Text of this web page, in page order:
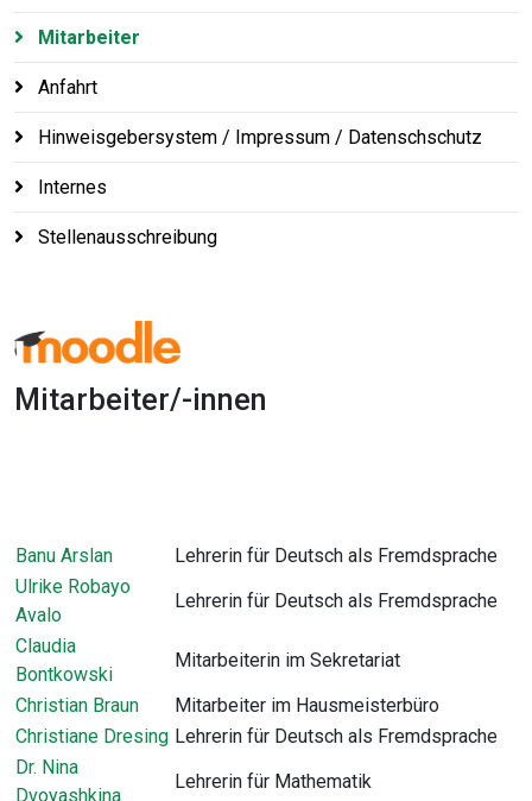
Mitarbeiter
Anfahrt
Hinweisgebersystem / Impressum / Datenschschutz
Internes
Stellenausschreibung
Mitarbeiter/-innen
Banu Arslan
Lehrerin für Deutsch als Fremdsprache
Ulrike Robayo
Avalo
Lehrerin für Deutsch als Fremdsprache
Claudia
Bontkowski
Mitarbeiterin im Sekretariat
Christian Braun
Mitarbeiter im Hausmeisterbüro
Christiane Dresing Lehrerin für Deutsch als Fremdsprache
Dr. Nina
Dvoyashkina
Lehrerin für Mathematik